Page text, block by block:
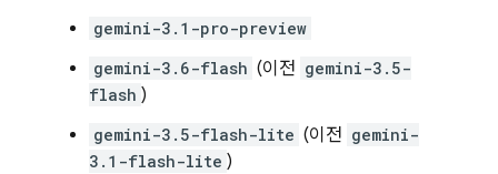
gemini-3.1-pro-preview
gemini-3.6-flash (이전 gemini-3.5-
flash )
gemini-3.5-flash-lite (이전 gemini-
3.1-flash-lite )